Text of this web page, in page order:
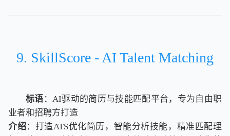
9. SkillScore - AI Talent Matching
标语 ：AI驱动的简历与技能匹配平台，专为自由职
业者和招聘方打造
介绍：打造ATS优化简历，智能分析技能，精准匹配理